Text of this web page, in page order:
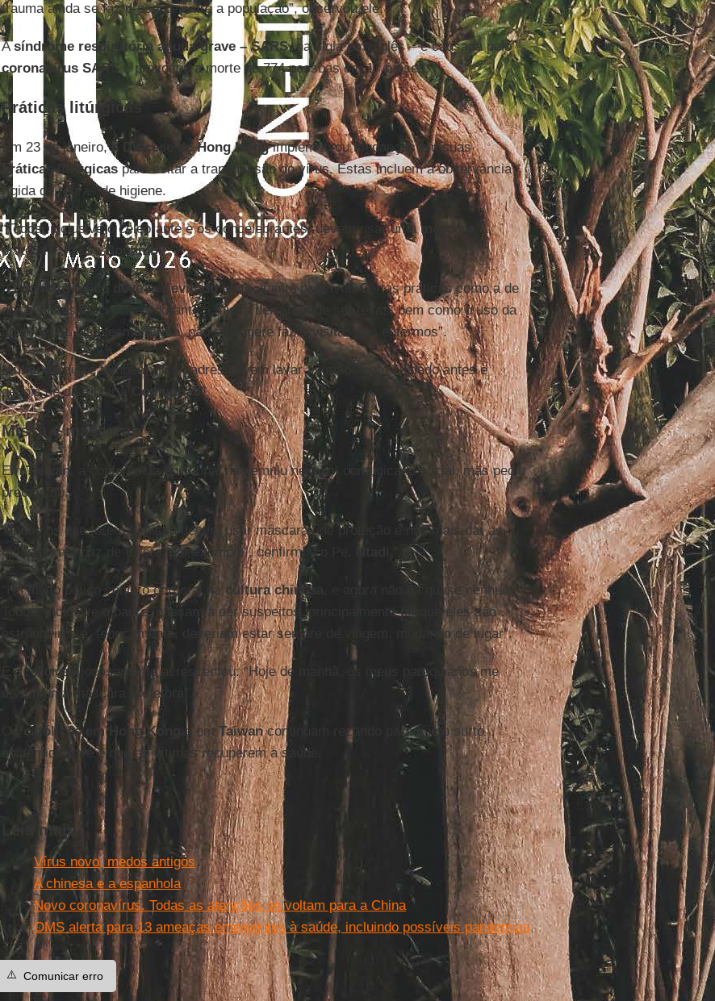
trauma ainda se faz presente entre a população”, observou ele.
Asíndrome respiratória aguda grave – SARS, na sigla em inglês – é causada pelo
coronavírus SARS e provocou a morte de 774 pessoas em 17 países.
Práticas litúrgicas
Em 23 de janeiro, a Diocese de Hong Kongimplementou mudanças em suas
práticas litúrgicaspara evitar a transmissão do vírus. Estas incluem a observância
rígida de regras de higiene.
“Todos, inclusive o celebrante e os concelebrantes, devem usar umamáscara
protetora”, disseBouambe.
“Ocontato físico deve ser evitadotanto quanto possível. Certas práticas como a de
dar bênçãos às crianças durante a missa deixaram de ser feitas, bem como o uso da
água benta. Da mesma forma, não se sugere fazer visitas aos enfermos”.
Mukondadisse também: “Os padres devem lavar as mãos com cuidado antes e
depois de distribuir a
Comunhão”.
Missa e máscaras
EmTaiwan, a conferência episcopal não emitiu nenhum comunicado oficial, mas pediu
precaução.
“Todos os que forem à missa devem usar máscaras de proteção e não mais dar as
mãos para a paz de Cristo, por exemplo”, confirmou o Pe.
“Há muito pouco contato corporal na cultura chinesa
, e agora não há quase nenhum.
Todos, inclusive o padre, passam a ser suspeitos, principalmente porque eles são
estrangeiros e, teoricamente, deveriam estar sempre de viagem, mudando de lugar”.
E o religioso jocosamente acrescentou: “Hoje de manhã, os meus paroquianos me
deram uma máscara protetora”.
Os católicos em Hong Kong e em Taiwancontinuam rezando para que o surto
epidêmico pare e que as vítimas recuperem a saúde.
Leia mais
Vírus novo, medos antigos
A chinesa e a espanhola
Novo coronavírus. Todas as atenções se voltam para a China
OMS alerta para 13 ameaças emergentes à saúde, incluindo possíveis pandemias
⚠️ Comunicar erro